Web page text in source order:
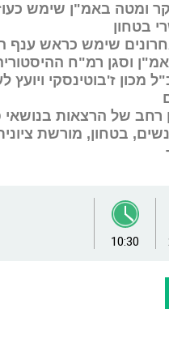
ומטה באמ"ן שימש
בטחון
שימש כראש ענף
וסגן רמ"ח
מכון ז'בוטינסקי ויועץ
רחב של הרצאות בנושאי
בטחון, מורשת
10:30